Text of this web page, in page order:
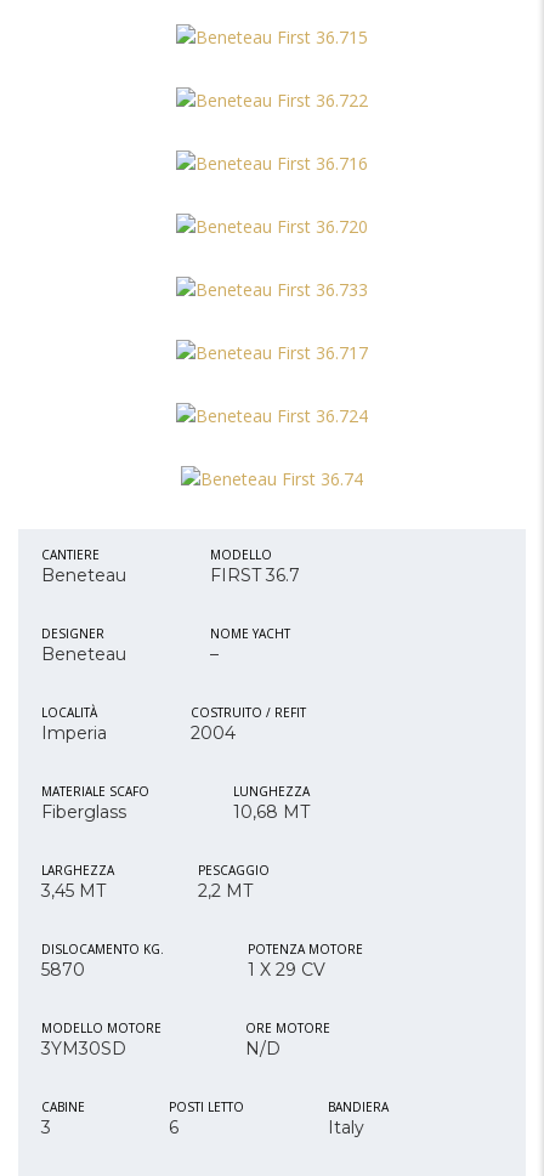
CANTIERE
Beneteau
MODELLO
FIRST 36.7
DESIGNER
Beneteau
NOME YACHT
–
LOCALITÀ
Imperia
COSTRUITO / REFIT
2004
MATERIALE SCAFO
Fiberglass
LUNGHEZZA
10,68 MT
LARGHEZZA
3,45 MT
PESCAGGIO
2,2 MT
DISLOCAMENTO KG.
5870
POTENZA MOTORE
1 X 29 CV
MODELLO MOTORE
3YM30SD
ORE MOTORE
N/D
CABINE
3
POSTI LETTO
6
BANDIERA
Italy